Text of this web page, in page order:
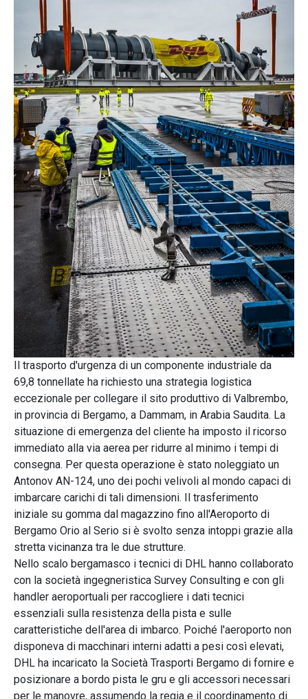
Il trasporto d'urgenza di un componente industriale da
69,8 tonnellate ha richiesto una strategia logistica
eccezionale per collegare il sito produttivo di Valbrembo,
in provincia di Bergamo, a Dammam, in Arabia Saudita. La
situazione di emergenza del cliente ha imposto il ricorso
immediato alla via aerea per ridurre al minimo i tempi di
consegna. Per questa operazione è stato noleggiato un
Antonov AN-124, uno dei pochi velivoli al mondo capaci di
imbarcare carichi di tali dimensioni. Il trasferimento
iniziale su gomma dal magazzino fino all'Aeroporto di
Bergamo Orio al Serio si è svolto senza intoppi grazie alla
stretta vicinanza tra le due strutture.
Nello scalo bergamasco i tecnici di DHL hanno collaborato
con la società ingegneristica Survey Consulting e con gli
handler aeroportuali per raccogliere i dati tecnici
essenziali sulla resistenza della pista e sulle
caratteristiche dell'area di imbarco. Poiché l'aeroporto non
disponeva di macchinari interni adatti a pesi così elevati,
DHL ha incaricato la Società Trasporti Bergamo di fornire e
posizionare a bordo pista le gru e gli accessori necessari
per le manovre, assumendo la regia e il coordinamento di